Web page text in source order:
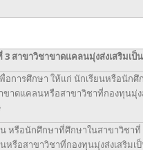
3 สาขาวิชาขาดแคลนมุ่งส่งเสริมเป็
พื่อการศึกษา ให้แก่ นักเรียนหรือนักศึ
ขาดแคลนหรือสาขาวิชาที่กองทุนมุ่ง
น หรือนักศึกษาที่ศึกษาในสาขาวิชาที่
หรือสาขาวิชาที่กองทุนมุ่งส่งเสริมเ